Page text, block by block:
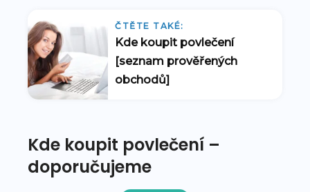
ČTĚTE TAKÉ:
Kde koupit povlečení
[seznam prověřených
obchodů]
Kde koupit povlečení –
doporučujeme